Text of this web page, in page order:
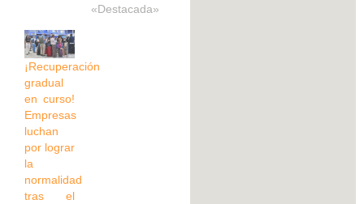
«Destacada»
¡Recuperación
gradual
en curso!
Empresas
luchan
por lograr
la
normalidad
tras el